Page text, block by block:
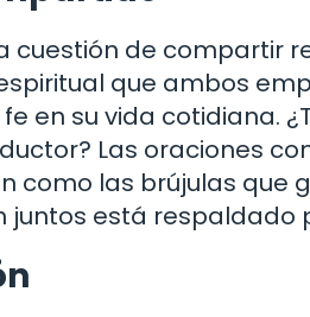
cuestión de compartir
que ambos
en su vida cotidiana.
Las oraciones
como las brújulas que
está respaldado